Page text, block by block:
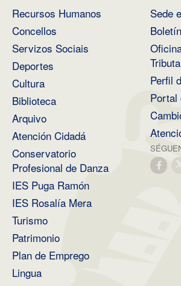
Recursos Humanos
Concellos
Servizos Sociais
Deportes
Cultura
Biblioteca
Arquivo
Atención Cidadá
Conservatorio
Profesional de Danza
IES Puga Ramón
IES Rosalía Mera
Turismo
Patrimonio
Plan de Emprego
Lingua
Sede
Perfil
Portal